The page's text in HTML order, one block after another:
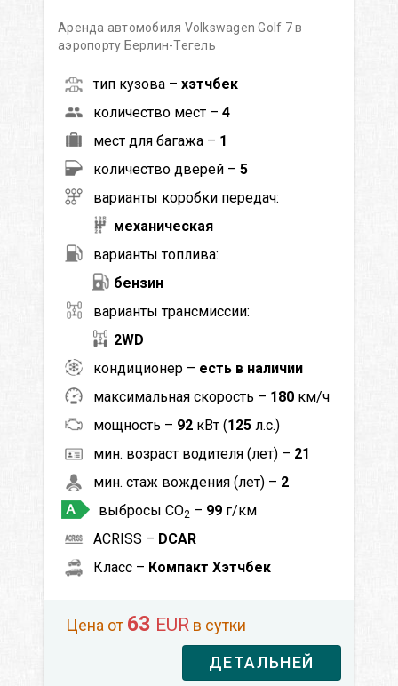
Аренда автомобиля Volkswagen Golf 7 в
аэропорту Берлин-Тегель
тип кузова – хэтчбек
количество мест – 4
мест для багажа – 1
количество дверей – 5
варианты коробки передач:
механическая
варианты топлива:
бензин
варианты трансмиссии:
2WD
кондиционер – есть в наличии
максимальная скорость – 180 км/ч
мощность – 92 кВт (125 л.с.)
мин. возраст водителя (лет) – 21
мин. стаж вождения (лет) – 2
выбросы CO2 – 99 г/км
ACRISS – DCAR
Класс – Компакт Хэтчбек
Цена от 63 EUR в сутки
ДЕТАЛЬНЕЙ